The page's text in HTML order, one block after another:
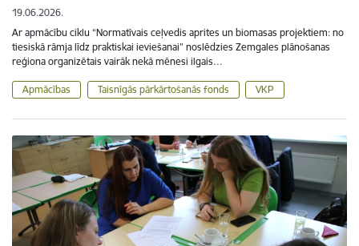
19.06.2026.
Ar apmācību ciklu “Normatīvais ceļvedis aprites un biomasas projektiem: no
tiesiskā rāmja līdz praktiskai ieviešanai” noslēdzies Zemgales plānošanas
reģiona organizētais vairāk nekā mēnesi ilgais…
Apmācības Taisnīgās pārkārtošanās fonds VKP